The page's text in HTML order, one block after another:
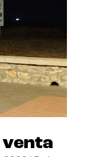
venta